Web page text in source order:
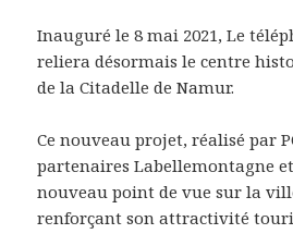
Inauguré le 8 mai 2021, Le
reliera désormais le centre
de la Citadelle de Namur.
Ce nouveau projet, réalisé par
partenaires Labellemontagne
nouveau point de vue sur la
renforçant son attractivité